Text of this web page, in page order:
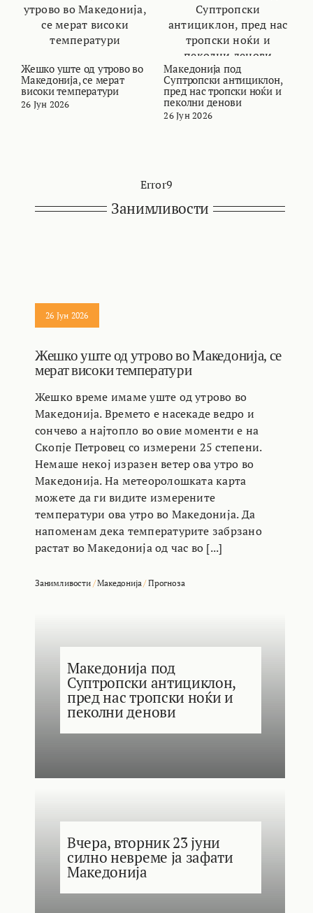
Жешко уште од утрово во
Македонија, се мерат
високи температури
26 Јун 2026
Македонија под
Суптропски антициклон,
пред нас тропски ноќи и
пеколни денови
26 Јун 2026
Error9
Занимливости
26 Јун 2026
Жешко уште од утрово во Македонија, се
мерат високи температури
Жешко време имаме уште од утрово во
Македонија. Времето е насекаде ведро и
сончево а најтопло во овие моменти е на
Скопје Петровец со измерени 25 степени.
Немаше некој изразен ветер ова утро во
Македонија. На метеоролошката карта
можете да ги видите измерените
температури ова утро во Македонија. Да
напоменам дека температурите забрзано
растат во Македонија од час во [...]
Занимливости/Македонија/Прогноза
Македонија под
Суптропски антициклон,
пред нас тропски ноќи и
пеколни денови
Вчера, вторник 23 јуни
силно невреме ја зафати
Македонија